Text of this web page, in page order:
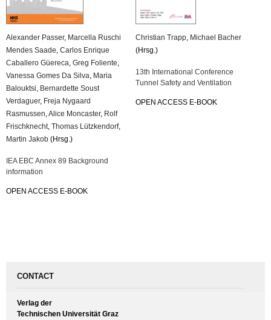
Alexander Passer, Marcella Ruschi
Mendes Saade, Carlos Enrique
Caballero Güereca, Greg Foliente,
Vanessa Gomes Da Silva, Maria
Balouktsi, Bernardette Soust
Verdaguer, Freja Nygaard
Rasmussen,Alice Moncaster, Rolf
Frischknecht, Thomas Lützkendorf,
Martin Jakob (Hrsg.)
IEA EBC Annex 89 Background
information
OPEN ACCESS E-BOOK
Christian Trapp, Michael Bacher
(Hrsg.)
13th International Conference
Tunnel Safety and Ventilation
OPEN ACCESS E-BOOK
CONTACT
Verlag der
Technischen Universität Graz